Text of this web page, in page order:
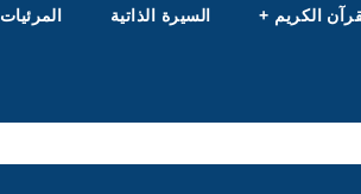
الكريم + السيرة الذاتية المرئيات